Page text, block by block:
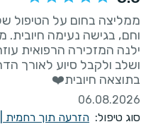
‏ממליצה בחום על הטיפול
וחם, בגישה נעימה חיובית.
ילנה המזכירה הרפואית
ושלב ולקבל סיוע לאורך
בתוצאה חיובית❤️
06.08.2026
סוג טיפול: הזרעה תוך רחמית